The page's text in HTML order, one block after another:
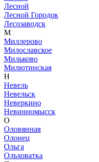
Лесной
Лесной Городок
Лесозаводск
М
Миллерово
Милославское
Мильково
Милютинская
Н
Невель
Невельск
Неверкино
Невинномысск
О
Оловянная
Олонец
Ольга
Ольховатка